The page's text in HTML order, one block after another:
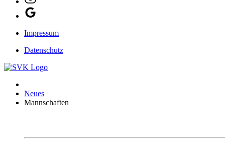
Impressum
Datenschutz
Neues
Mannschaften